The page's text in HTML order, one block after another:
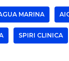
MARINA
SPIRI CLINICA